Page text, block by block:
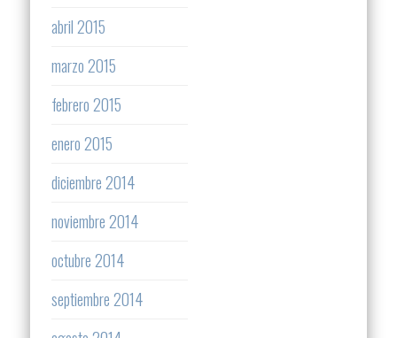
abril 2015
marzo 2015
febrero 2015
enero 2015
diciembre 2014
noviembre 2014
octubre 2014
septiembre 2014